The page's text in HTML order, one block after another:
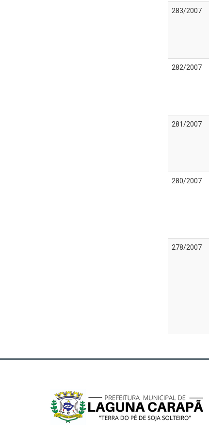
283/2007
282/2007
281/2007
280/2007
278/2007